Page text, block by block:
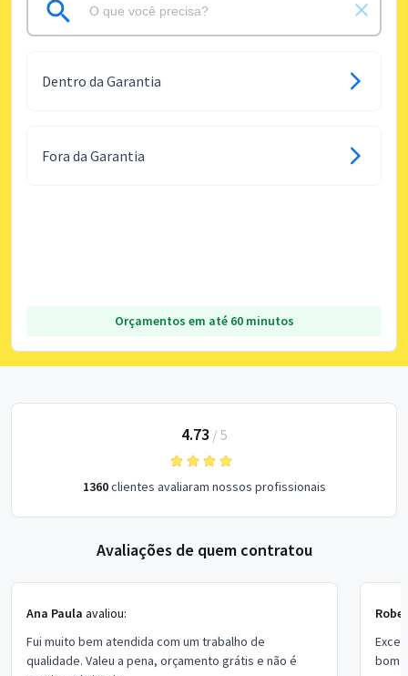
Dentro da Garantia
Fora da Garantia
Orçamentos em até 60 minutos
4.73 / 5
1360clientes avaliaram nossos profissionais
Avaliações de quem contratou
Ana Paula avaliou:
Fui muito bem atendida com um trabalho de
qualidade. Valeu a pena, orçamento grátis e não é
bom